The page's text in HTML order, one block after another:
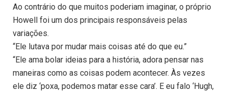
Ao contrário do que muitos poderiam imaginar, o próprio
Howell foi um dos principais responsáveis pelas
variações.
“Ele lutava por mudar mais coisas até do que eu.”
“Ele ama bolar ideias para a história, adora pensar nas
maneiras como as coisas podem acontecer. Às vezes
ele diz ‘poxa, podemos matar esse cara’. E eu falo ‘Hugh,